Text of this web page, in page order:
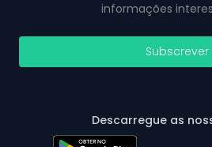
informações
Subscrever
Descarregue as